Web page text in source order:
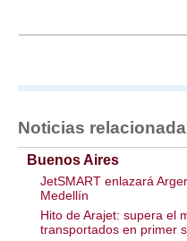
Noticias
Buenos Aires
JetSMART enlazará
Medellín
Hito de Arajet: supera el
transportados en primer